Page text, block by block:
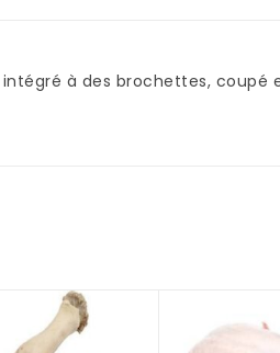
à des brochettes, coupé